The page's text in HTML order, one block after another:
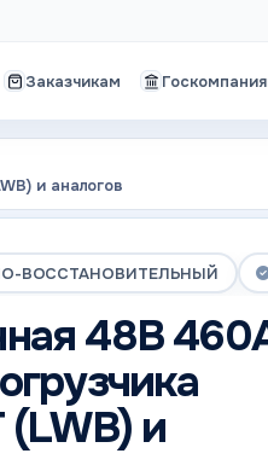
Заказчикам
и аналогов
ВОССТАНОВИТЕЛЬНЫЙ
48В
(LWB) и